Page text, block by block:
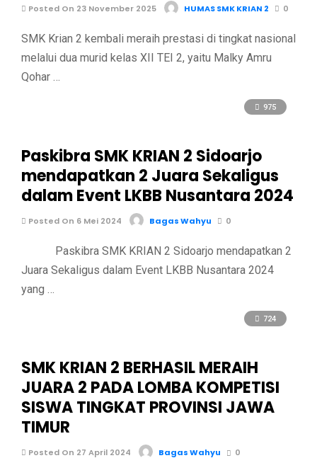
Posted On 23 November 2025 HUMAS SMK KRIAN 2 0
SMK Krian 2 kembali meraih prestasi di tingkat nasional
melalui dua murid kelas XII TEI 2, yaitu Malky Amru
Qohar …
975
Paskibra SMK KRIAN 2 Sidoarjo
mendapatkan 2 Juara Sekaligus
dalam Event LKBB Nusantara 2024
Posted On 6 Mei 2024 Bagas Wahyu 0
Paskibra SMK KRIAN 2 Sidoarjo mendapatkan 2
Juara Sekaligus dalam Event LKBB Nusantara 2024
yang …
724
SMK KRIAN 2 BERHASIL MERAIH
JUARA 2 PADA LOMBA KOMPETISI
SISWA TINGKAT PROVINSI JAWA
TIMUR
Posted On 27 April 2024 Bagas Wahyu 0